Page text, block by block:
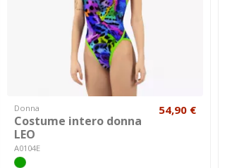
Donna
Costume intero donna
LEO
A0104E
54,90 €